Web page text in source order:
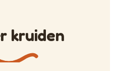
kruiden